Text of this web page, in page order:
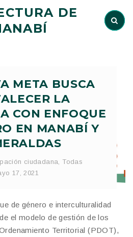
DE
META BUSCA
LA
CON ENFOQUE
EN MANABÍ Y
ciudadana
Todas
17, 2021
de género e interculturalidad
el modelo de gestión de los
Territorial (PDOT),